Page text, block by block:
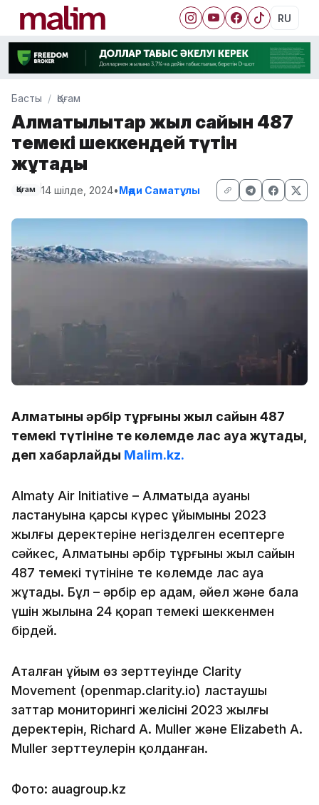
RU
Басты Қоғам
Алматылықтар жыл сайын 487
темекі шеккендей түтін
жұтады
Қоғам 14 шілде, 2024•Мәди Саматұлы
Алматының әрбір тұрғыны жыл сайын 487
темекі түтініне тең көлемде лас ауа жұтады,
деп хабарлайды Malim.kz.
Almaty Air Initiative – Алматыда ауаның
ластануына қарсы күрес ұйымының 2023
жылғы деректеріне негізделген есептерге
сәйкес, Алматының әрбір тұрғыны жыл сайын
487 темекі түтініне тең көлемде лас ауа
жұтады. Бұл – әрбір ер адам, әйел және бала
үшін жылына 24 қорап темекі шеккенмен
бірдей.
Аталған ұйым өз зерттеуінде Clarity
Movement (openmap.clarity.io) ластаушы
заттар мониторингі желісінің 2023 жылғы
деректерін, Richard A. Muller және Elizabeth A.
Muller зерттеулерін қолданған.
Фото: auagroup.kz